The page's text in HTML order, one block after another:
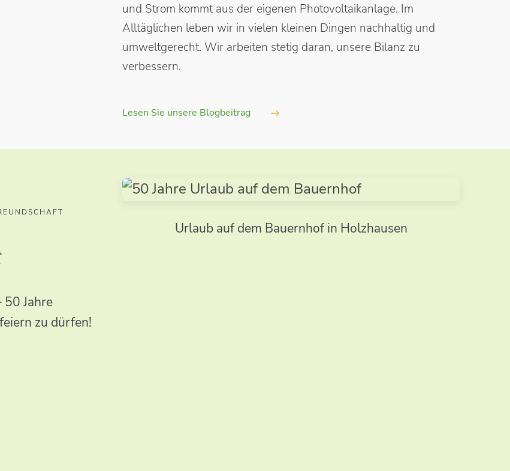
und Strom kommt aus der eigenen Photovoltaikanlage. Im
Alltäglichen leben wir in vielen kleinen Dingen nachhaltig und
umweltgerecht. Wir arbeiten stetig daran, unsere Bilanz zu
verbessern.
Lesen Sie unsere Blogbeitrag
Jahre
zu dürfen!
Urlaub auf dem Bauernhof in Holzhausen